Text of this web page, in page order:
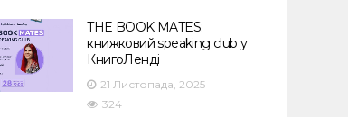
THE BOOK MATES:
книжковий speaking club у
КнигоЛенді
21 Листопада, 2025
324